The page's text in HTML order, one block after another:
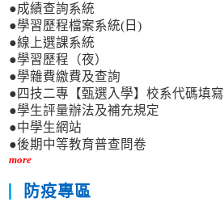
●成績查詢系統
●學習歷程檔案系統(日)
●線上選課系統
●學習歷程（夜）
●學雜費繳費及查詢
●四技二專【甄選入學】校系代碼填寫
●學生評量辦法及補充規定
●中學生網站
●後期中等教育普查問卷
more
防疫專區